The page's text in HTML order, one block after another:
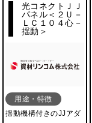
光コネクトＪＪ
パネル＜２Ｕ－
ＬＣ１０４心－
揺動＞
用途・特徴
揺動機構付きのJJアダ